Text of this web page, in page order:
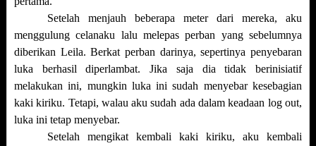
Setelah menjauh beberapa meter dari mereka, aku
menggulung celanaku lalu melepas perban yang sebelumnya
diberikan Leila. Berkat perban darinya, sepertinya penyebaran
luka berhasil diperlambat. Jika saja dia tidak berinisiatif
melakukan ini, mungkin luka ini sudah menyebar kesebagian
kaki kiriku. Tetapi, walau aku sudah ada dalam keadaan log out,
luka ini tetap menyebar.
Setelah mengikat kembali kaki kiriku, aku kembali